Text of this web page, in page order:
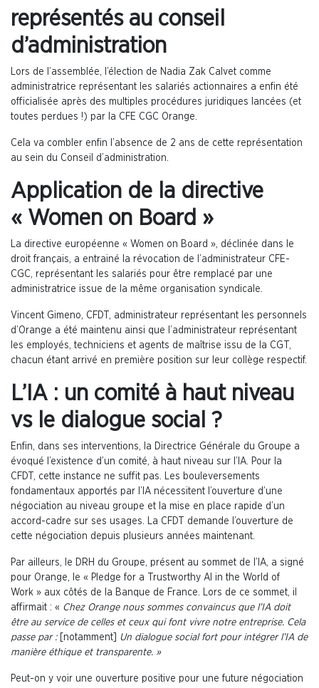
représentés au conseil
d’administration
Lors de l’assemblée, l’élection de Nadia Zak Calvet comme
administratrice représentant les salariés actionnaires a enfin été
officialisée après des multiples procédures juridiques lancées (et
toutes perdues !) par la CFE CGC Orange.
Cela va combler enfin l’absence de 2 ans de cette représentation
au sein du Conseil d’administration.
Application de la directive
« Women on Board »
La directive européenne « Women on Board », déclinée dans le
droit français, a entrainé la révocation de l’administrateur CFE-
CGC, représentant les salariés pour être remplacé par une
administratrice issue de la même organisation syndicale.
Vincent Gimeno, CFDT, administrateur représentant les personnels
d’Orange a été maintenu ainsi que l’administrateur représentant
les employés, techniciens et agents de maîtrise issu de la CGT,
chacun étant arrivé en première position sur leur collège respectif.
L’IA : un comité à haut niveau
vs le dialogue social ?
Enfin, dans ses interventions, la Directrice Générale du Groupe a
évoqué l’existence d’un comité, à haut niveau sur l’IA. Pour la
CFDT, cette instance ne suffit pas. Les bouleversements
fondamentaux apportés par l’IA nécessitent l’ouverture d’une
négociation au niveau groupe et la mise en place rapide d’un
accord-cadre sur ses usages. La CFDT demande l’ouverture de
cette négociation depuis plusieurs années maintenant.
Par ailleurs, le DRH du Groupe, présent au sommet de l’IA, a signé
pour Orange, le « Pledge for a Trustworthy AI in the World of
Work » aux côtés de la Banque de France. Lors de ce sommet, il
affirmait : « Chez Orange nous sommes convaincus que l’IA doit
être au service de celles et ceux qui font vivre notre entreprise. Cela
passe par :[notamment] Un dialogue social fort pour intégrer l’IA de
manière éthique et transparente. »
Peut-on y voir une ouverture positive pour une future négociation